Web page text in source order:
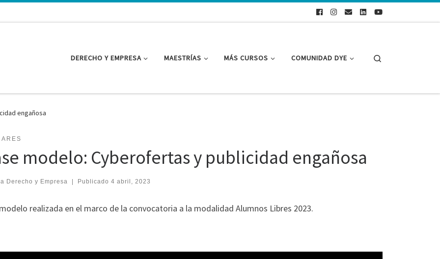
DERECHO Y EMPRESA MAESTRÍAS MÁS CURSOS COMUNIDAD DYE
engañosa
modelo: Cyberofertas y publicidad engañosa
Derecho y Empresa | Publicado 4 abril, 2023
realizada en el marco de la convocatoria a la modalidad Alumnos Libres 2023.